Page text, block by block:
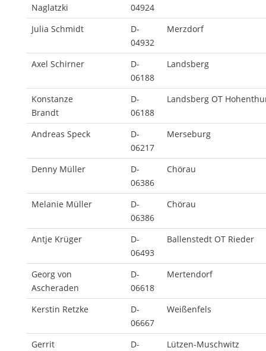
Naglatzki
04924
Julia Schmidt
D-
04932
Merzdorf
Axel Schirner
D-
06188
Landsberg
Konstanze
Brandt
D-
06188
Landsberg OT
Andreas Speck
D-
06217
Merseburg
Denny Müller
D-
06386
Chörau
Melanie Müller
D-
06386
Chörau
Antje Krüger
D-
06493
Ballenstedt OT Rieder
Georg von
Ascheraden
D-
06618
Mertendorf
Kerstin Retzke
D-
06667
Weißenfels
Gerrit D- Lützen-Muschwitz